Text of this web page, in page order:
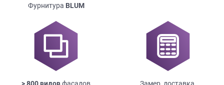
Фурнитура BLUM